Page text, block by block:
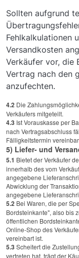
Sollten aufgrund
Fehlkalkulationen
Versandkosten
Verkäufer vor, die
Vertrag nach den
anzufechten.
4.2 Die
Verkäufers mitgeteilt.
4.3 Ist Vorauskasse per
nach Vertragsabschluss
Fälligkeitstermin
5) Liefer- und
5.1 Bietet der Verkäufer
innerhalb des vom
angegebene
Abwicklung der
angegebene
5.2 Bei Waren, die per
Bordsteinkante", also bis
öffentlichen
Online-Shop des
vereinbart ist.
5.3Scheitert die
vertreten hat, trägt der